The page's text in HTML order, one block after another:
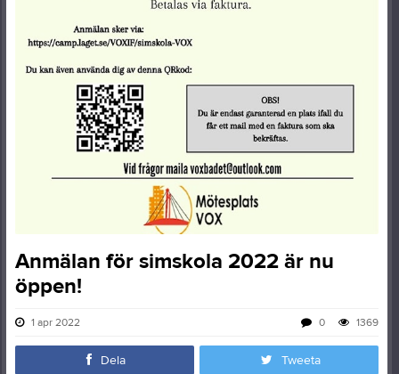
Anmälan för simskola 2022 är nu
öppen!
1 apr 2022 1369
0
Dela Tweeta